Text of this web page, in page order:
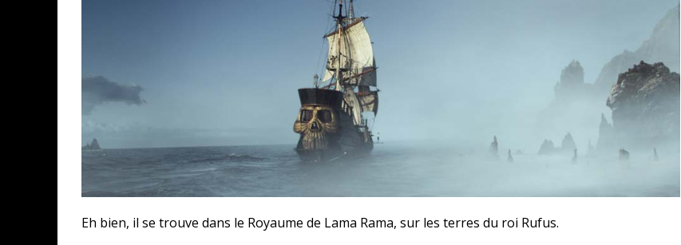
Eh bien, il se trouve dans le Royaume de Lama Rama, sur les terres du roi Rufus.